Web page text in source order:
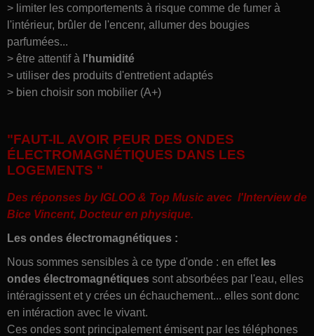
> limiter les comportements à risque comme de fumer à
l'intérieur, brûler de l'encenr, allumer des bougies
parfumées...
> être attentif à l'humidité
> utiliser des produits d'entretient adaptés
> bien choisir son mobilier (A+)
"FAUT-IL AVOIR PEUR DES ONDES
ÉLECTROMAGNÉTIQUES DANS LES
LOGEMENTS "
Des réponses by IGLOO & Top Music avec l'Interview de
Bice Vincent, Docteur en physique.
Les ondes électromagnétiques :
Nous sommes sensibles à ce type d'onde : en effet les
ondes électromagnétiques sont absorbées par l'eau, elles
intéragissent et y crées un échauchement... elles sont donc
en intéraction avec le vivant.
Ces ondes sont principalement émisent par les téléphones